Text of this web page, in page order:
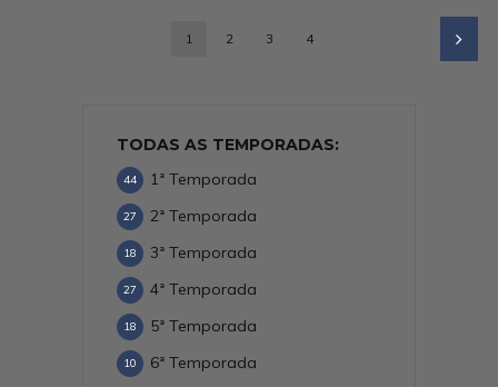
1 2 3 4
TODAS AS TEMPORADAS:
1ª Temporada
44
2ª Temporada
27
3ª Temporada
18
4ª Temporada
27
5ª Temporada
18
6ª Temporada
10